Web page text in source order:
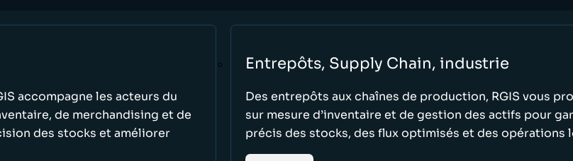
accompagne les acteurs du
de merchandising et de
des stocks et améliorer
Entrepôts, Supply Chain, industrie
Des entrepôts aux chaînes de production, RGIS vous
sur mesure d’inventaire et de gestion des actifs pour
précis des stocks, des flux optimisés et des opérations